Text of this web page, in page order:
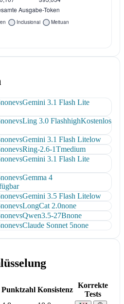
nonevsGemini 3.1 Flash Lite
nonevsLing 3.0 FlashhighKostenlos
nonevsGemini 3.1 Flash Litelow
nonevsRing-2.6-1Tmedium
nonevsGemini 3.1 Flash Lite
nonevsGemma 4
nonevsGemini 3.5 Flash Litelow
nonevsLongCat 2.0none
nonevsQwen3.5-27Bnone
nonevsClaude Sonnet 5none
Punktzahl Konsistenz
Korrekte
Tests